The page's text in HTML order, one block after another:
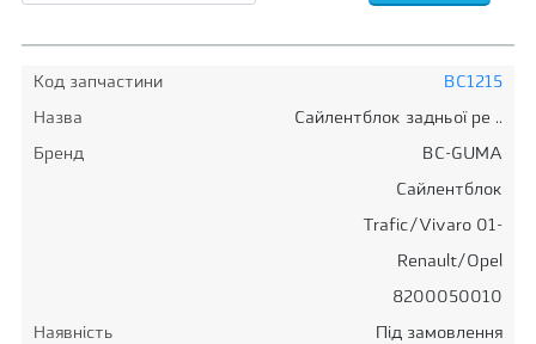
Код запчастини
BC1215
Назва
Сайлентблок задньої ре ..
Бренд
BC-GUMA
Сайлентблок
Trafic/Vivaro 01-
Renault/Opel
8200050010
Наявність
Під замовлення